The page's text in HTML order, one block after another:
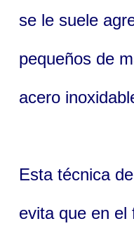
se le suele
pequeños de
acero
Esta técnica
evita que en el